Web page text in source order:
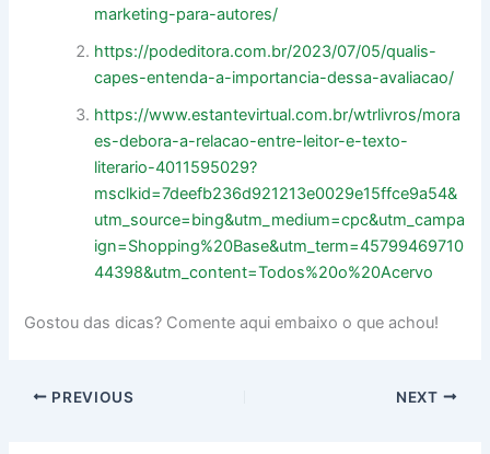
marketing-para-autores/
https://podeditora.com.br/2023/07/05/qualis-
capes-entenda-a-importancia-dessa-avaliacao/
https://www.estantevirtual.com.br/wtrlivros/mora
es-debora-a-relacao-entre-leitor-e-texto-
literario-4011595029?
msclkid=7deefb236d921213e0029e15ffce9a54&
utm_source=bing&utm_medium=cpc&utm_campa
ign=Shopping%20Base&utm_term=45799469710
44398&utm_content=Todos%20o%20Acervo
Gostou das dicas? Comente aqui embaixo o que achou!
PREVIOUS NEXT